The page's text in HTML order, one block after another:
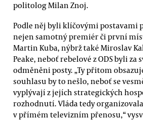
politolog Milan Znoj.
Podle něj byli klíčovými postavami
nejen samotný premiér či první
Martin Kuba, nýbrž také Miroslav
Peake, neboť rebelové z ODS byli za
odměněni posty. „Ty přitom
souhlasu by to nešlo, neboť se
vyplývají z jejích strategických
rozhodnutí. Vláda tedy
v přímém televizním přenosu,“